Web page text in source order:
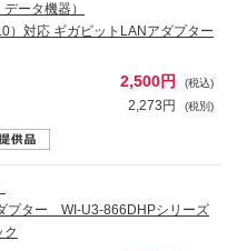
ータ機器）
）対応 ギガビットLANアダプター
2,500円 (税込)
2,273円 (税別)
プター WI-U3-866DHPシリーズ